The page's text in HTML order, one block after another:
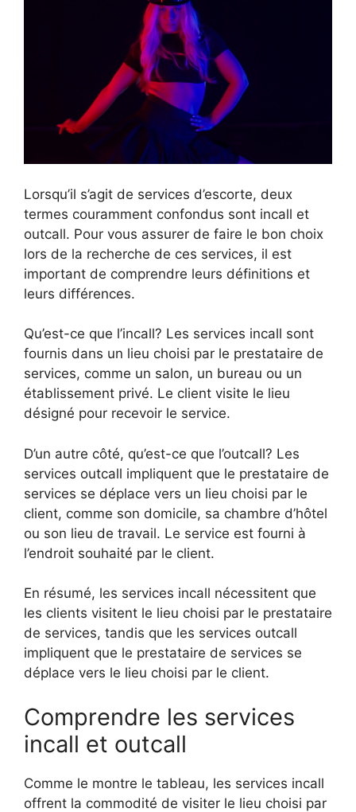
Lorsqu’il s’agit de services d’escorte, deux
termes couramment confondus sont incall et
outcall. Pour vous assurer de faire le bon choix
lors de la recherche de ces services, il est
important de comprendre leurs définitions et
leurs différences.
Qu’est-ce que l’incall? Les services incall sont
fournis dans un lieu choisi par le prestataire de
services, comme un salon, un bureau ou un
établissement privé. Le client visite le lieu
désigné pour recevoir le service.
D’un autre côté, qu’est-ce que l’outcall? Les
services outcall impliquent que le prestataire de
services se déplace vers un lieu choisi par le
client, comme son domicile, sa chambre d’hôtel
ou son lieu de travail. Le service est fourni à
l’endroit souhaité par le client.
En résumé, les services incall nécessitent que
les clients visitent le lieu choisi par le prestataire
de services, tandis que les services outcall
impliquent que le prestataire de services se
déplace vers le lieu choisi par le client.
Comprendre les services
incall et outcall
Comme le montre le tableau, les services incall
offrent la commodité de visiter le lieu choisi par